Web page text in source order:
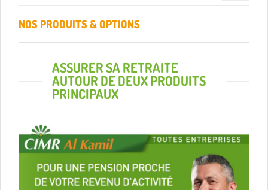
NOS PRODUITS & OPTIONS
ASSURER SA RETRAITE
AUTOUR DE DEUX PRODUITS
PRINCIPAUX